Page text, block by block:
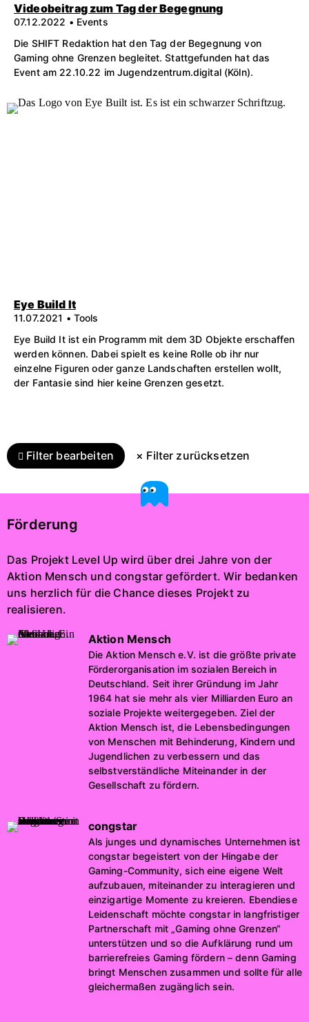
Videobeitrag zum Tag der Begegnung
07.12.2022 • Events
Die SHIFT Redaktion hat den Tag der Begegnung von
Gaming ohne Grenzen begleitet. Stattgefunden hat das
Event am 22.10.22 im Jugendzentrum.digital (Köln).
Eye Build It
11.07.2021 • Tools
Eye Build It ist ein Programm mit dem 3D Objekte erschaffen
werden können. Dabei spielt es keine Rolle ob ihr nur
einzelne Figuren oder ganze Landschaften erstellen wollt,
der Fantasie sind hier keine Grenzen gesetzt.
Filter bearbeiten × Filter zurücksetzen
Förderung
Das Projekt Level Up wird über drei Jahre von der
Aktion Mensch und congstar gefördert. Wir bedanken
uns herzlich für die Chance dieses Projekt zu
realisieren.
Aktion Mensch
Die Aktion Mensch e.V. ist die größte private
Förderorganisation im sozialen Bereich in
Deutschland. Seit ihrer Gründung im Jahr
1964 hat sie mehr als vier Milliarden Euro an
soziale Projekte weitergegeben. Ziel der
Aktion Mensch ist, die Lebensbedingungen
von Menschen mit Behinderung, Kindern und
Jugendlichen zu verbessern und das
selbstverständliche Miteinander in der
Gesellschaft zu fördern.
congstar
Als junges und dynamisches Unternehmen ist
congstar begeistert von der Hingabe der
Gaming-Community, sich eine eigene Welt
aufzubauen, miteinander zu interagieren und
einzigartige Momente zu kreieren. Ebendiese
Leidenschaft möchte congstar in langfristiger
Partnerschaft mit „Gaming ohne Grenzen“
unterstützen und so die Aufklärung rund um
barrierefreies Gaming fördern – denn Gaming
bringt Menschen zusammen und sollte für alle
gleichermaßen zugänglich sein.